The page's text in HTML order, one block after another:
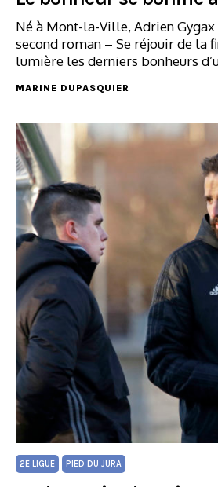
Né à Mont-la-Ville, Adrien
second roman – Se réjouir de la
lumière les derniers bonheurs
MARINE DUPASQUIER
2E LIGUE PIED DU JURA